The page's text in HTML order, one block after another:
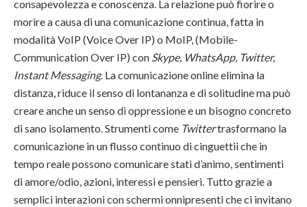
consapevolezza e conoscenza. La relazione può fiorire o
morire a causa di una comunicazione continua, fatta in
modalità VoIP (Voice Over IP) o MoIP, (Mobile-
Communication Over IP) con Skype, WhatsApp, Twitter,
Instant Messaging. La comunicazione online elimina la
distanza, riduce il senso di lontananza e di solitudine ma può
creare anche un senso di oppressione e un bisogno concreto
di sano isolamento. Strumenti come Twittertrasformano la
comunicazione in un flusso continuo di cinguettii che in
tempo reale possono comunicare stati d’animo, sentimenti
di amore/odio, azioni, interessi e pensieri. Tutto grazie a
semplici interazioni con schermi onnipresenti che ci invitano